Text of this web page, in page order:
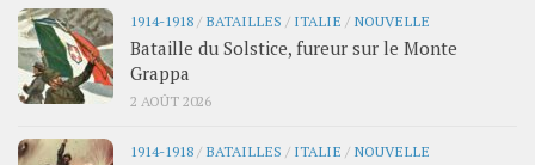
1914-1918/ BATAILLES / ITALIE / NOUVELLE
Bataille du Solstice, fureur sur le Monte
Grappa
2 AOÛT 2026
1914-1918/ BATAILLES / ITALIE / NOUVELLE